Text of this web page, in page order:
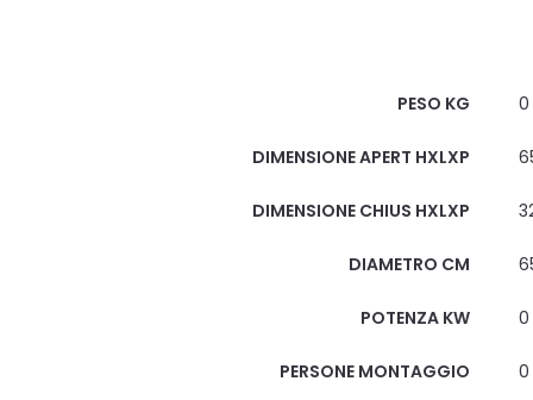
PESO KG 0
DIMENSIONE APERT HXLXP
DIMENSIONE CHIUS HXLXP
DIAMETRO CM
POTENZA KW 0
PERSONE MONTAGGIO 0